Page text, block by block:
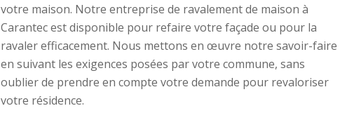
votre maison. Notre entreprise de ravalement de maison à
Carantec est disponible pour refaire votre façade ou pour la
ravaler efficacement. Nous mettons en œuvre notre savoir-faire
en suivant les exigences posées par votre commune, sans
oublier de prendre en compte votre demande pour revaloriser
votre résidence.